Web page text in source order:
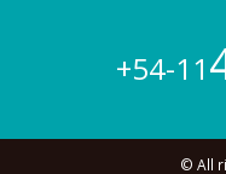
+54-11
© All